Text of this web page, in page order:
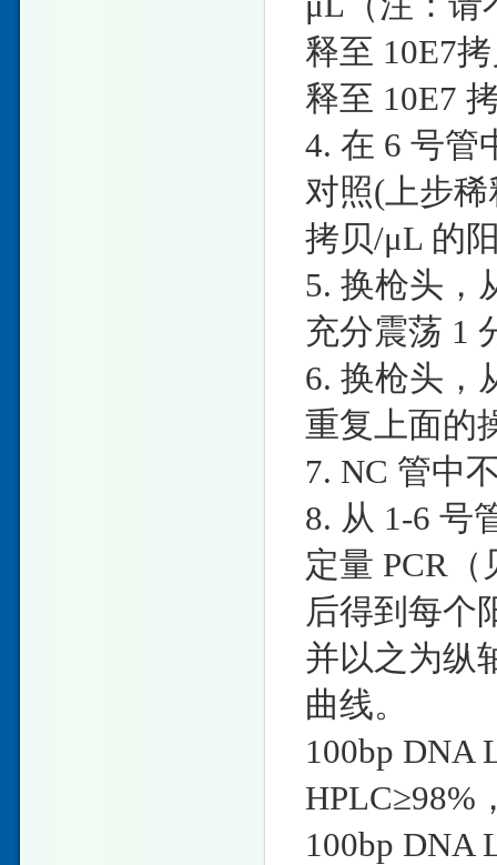
释至 10E7
释至 10E7
4. 在 6 号管
对照(上步稀
拷贝/μL 的
5. 换枪头，
充分震荡 1
6. 换枪头，
重复上面的
7. NC 管中
8. 从 1-6 号
定量 PCR
后得到每个
并以之为纵
曲线。
100bp DNA
HPLC≥98%
100bp DNA